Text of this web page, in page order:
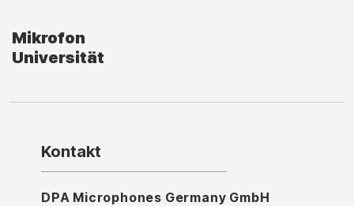
Mikrofon
Universität
Kontakt
DPA Microphones Germany GmbH